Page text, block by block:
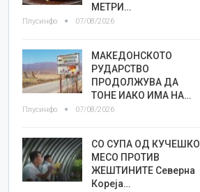
МЕТРИ…
Плусинфо 07/08/2026
МАКЕДОНСКОТО
РУДАРСТВО
ПРОДОЛЖУВА ДА
ТОНЕ ИАКО ИМА НА…
Плусинфо 07/08/2026
СО СУПА ОД КУЧЕШКО
МЕСО ПРОТИВ
ЖЕШТИНИТЕ Северна
Кореја…